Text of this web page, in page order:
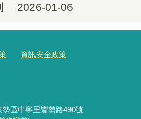
2026-01-06
資訊安全政策
區中寧里豐勢路490號